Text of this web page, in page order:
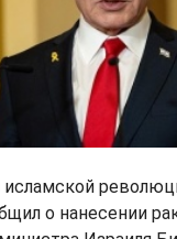
исламской
о нанесении